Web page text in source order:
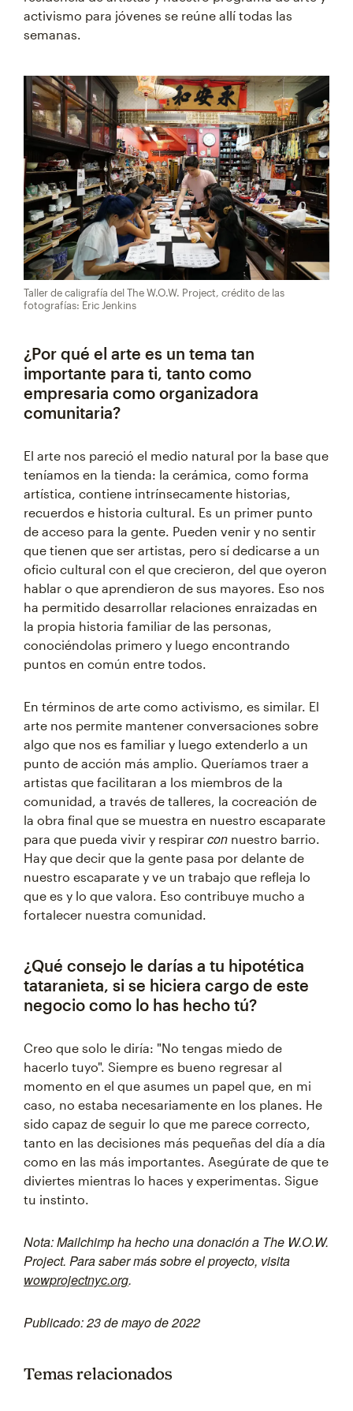
activismo para jóvenes se reúne allí todas las
semanas.
Taller de caligrafía del The W.O.W. Project, crédito de las
fotografías: Eric Jenkins
¿Por qué el arte es un tema tan
importante para ti, tanto como
empresaria como organizadora
comunitaria?
El arte nos pareció el medio natural por la base que
teníamos en la tienda: la cerámica, como forma
artística, contiene intrínsecamente historias,
recuerdos e historia cultural. Es un primer punto
de acceso para la gente. Pueden venir y no sentir
que tienen que ser artistas, pero sí dedicarse a un
oficio cultural con el que crecieron, del que oyeron
hablar o que aprendieron de sus mayores. Eso nos
ha permitido desarrollar relaciones enraizadas en
la propia historia familiar de las personas,
conociéndolas primero y luego encontrando
puntos en común entre todos.
En términos de arte como activismo, es similar. El
arte nos permite mantener conversaciones sobre
algo que nos es familiar y luego extenderlo a un
punto de acción más amplio. Queríamos traer a
artistas que facilitaran a los miembros de la
comunidad, a través de talleres, la cocreación de
la obra final que se muestra en nuestro escaparate
para que pueda vivir y respirar con nuestro barrio.
Hay que decir que la gente pasa por delante de
nuestro escaparate y ve un trabajo que refleja lo
que es y lo que valora. Eso contribuye mucho a
fortalecer nuestra comunidad.
¿Qué consejo le darías a tu hipotética
tataranieta, si se hiciera cargo de este
negocio como lo has hecho tú?
Creo que solo le diría: "No tengas miedo de
hacerlo tuyo". Siempre es bueno regresar al
momento en el que asumes un papel que, en mi
caso, no estaba necesariamente en los planes. He
sido capaz de seguir lo que me parece correcto,
tanto en las decisiones más pequeñas del día a día
como en las más importantes. Asegúrate de que te
diviertes mientras lo haces y experimentas. Sigue
tu instinto.
Nota: Mailchimp ha hecho una donación a The W.O.W.
Project. Para saber más sobre el proyecto, visita
wowprojectnyc.org.
Publicado: 23 de mayo de 2022
Temas relacionados